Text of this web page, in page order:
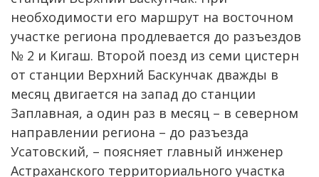
необходимости его маршрут на восточном
участке региона продлевается до разъездов
№ 2 и Кигаш. Второй поезд из семи цистерн
от станции Верхний Баскунчак дважды в
месяц двигается на запад до станции
Заплавная, а один раз в месяц – в северном
направлении региона – до разъезда
Усатовский, – поясняет главный инженер
Астраханского территориального участка